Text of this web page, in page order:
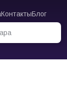
КонтактыБлог